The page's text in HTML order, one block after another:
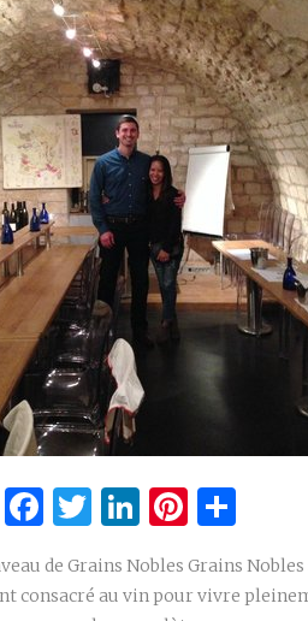
Facebook
Twitter
LinkedIn
de Grains Nobles Grains Nobles
consacré au vin pour vivre